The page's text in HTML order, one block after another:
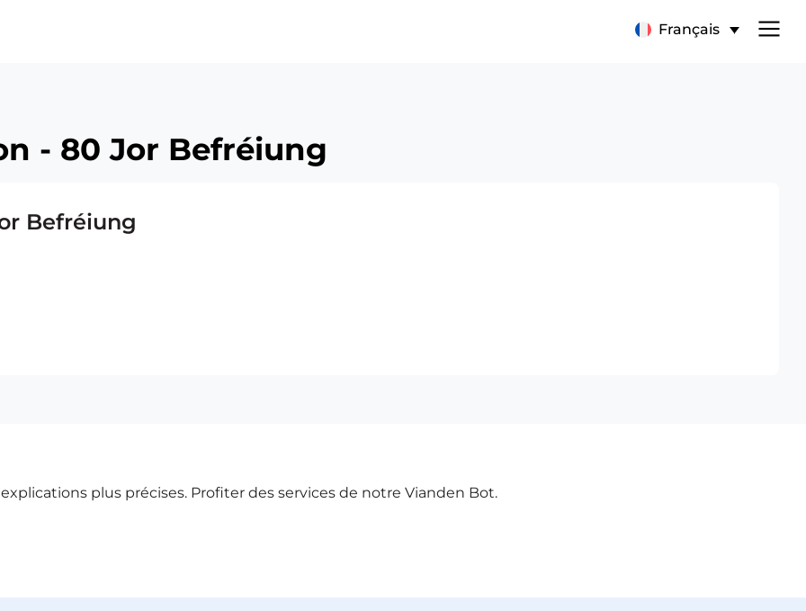
Français
- 80 Jor Befréiung
Befréiung
plus précises. Profiter des services de notre Vianden Bot.